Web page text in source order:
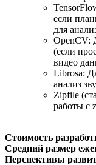
если
для
OpenCV:
(если
видео
Librosa:
анализ
Zipfile
работы с
Стоимость
Средний размер
Перспективы